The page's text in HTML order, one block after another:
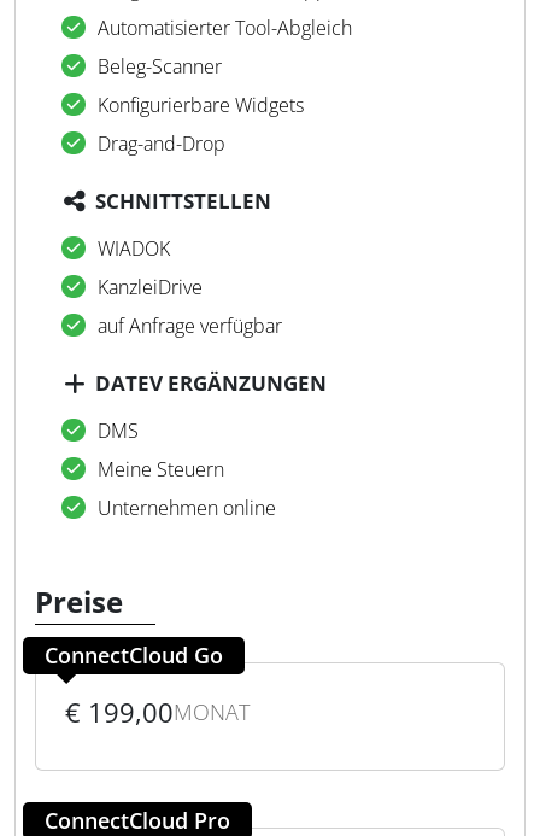
Automatisierter Tool-Abgleich
Beleg-Scanner
Konfigurierbare Widgets
Drag-and-Drop
SCHNITTSTELLEN
WIADOK
KanzleiDrive
auf Anfrage verfügbar
DATEV ERGÄNZUNGEN
DMS
Meine Steuern
Unternehmen online
Preise
ConnectCloud Go
€ 199,00MONAT
ConnectCloud Pro